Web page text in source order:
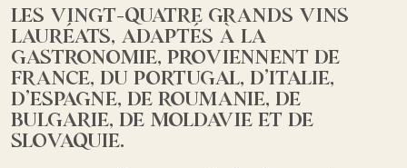
LES VINGT-QUATRE GRANDS VINS
LAURÉATS, ADAPTÉS À LA
GASTRONOMIE, PROVIENNENT DE
FRANCE, DU PORTUGAL, D’ITALIE,
D’ESPAGNE, DE ROUMANIE, DE
BULGARIE, DE MOLDAVIE ET DE
SLOVAQUIE.